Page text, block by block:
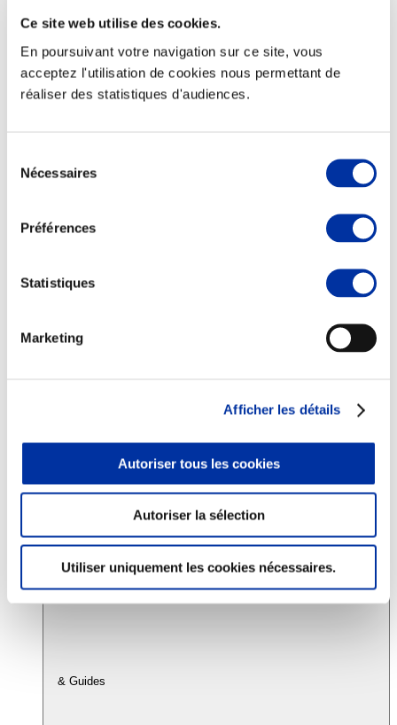
Ce site web utilise des cookies.
En poursuivant votre navigation sur ce site, vous
acceptez l'utilisation de cookies nous permettant de
réaliser des statistiques d'audiences.
Nécessaires
Préférences
Statistiques
Marketing
Afficher les détails
Autoriser tous les cookies
Autoriser la sélection
Utiliser uniquement les cookies nécessaires.
Elevage
Consommation
Sécurité sanitaire
Juste rémunération et attractivité des métiers
Info-veille scientifique
Accords
& Guides